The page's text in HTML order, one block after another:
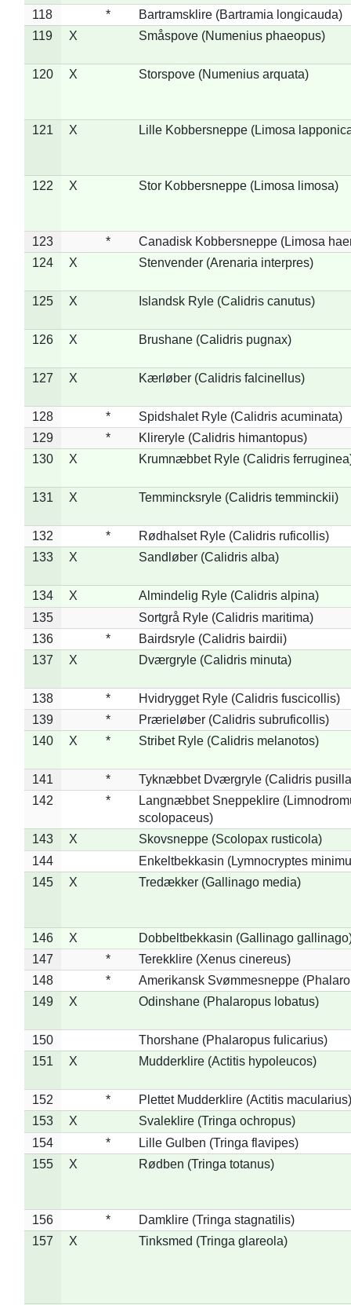
118 *
Bartramsklire (Bartramia longicauda)
119
X Småspove (Numenius phaeopus)
120 X Storspove (Numenius arquata)
121 X Lille Kobbersneppe (Limosa
122 X Stor Kobbersneppe (Limosa limosa)
123 *
Canadisk Kobbersneppe (Limosa
124
X Stenvender (Arenaria interpres)
125 X Islandsk Ryle (Calidris canutus)
126 X Brushane (Calidris pugnax)
127 X Kærløber (Calidris falcinellus)
128 *
Spidshalet Ryle (Calidris acuminata)
129
*
Klireryle (Calidris himantopus)
130
X Krumnæbbet Ryle (Calidris
131 X Temmincksryle (Calidris temminckii)
132 *
Rødhalset Ryle (Calidris ruficollis)
133
X Sandløber (Calidris alba)
134 X
Almindelig Ryle (Calidris alpina)
135
Sortgrå Ryle (Calidris maritima)
136
*
Bairdsryle (Calidris bairdii)
137
X Dværgryle (Calidris minuta)
138 *
Hvidrygget Ryle (Calidris fuscicollis)
139
*
Prærieløber (Calidris subruficollis)
140
X * Stribet Ryle (Calidris melanotos)
141 *
Tyknæbbet Dværgryle (Calidris
142
*
Langnæbbet Sneppeklire
scolopaceus)
143
X
Skovsneppe (Scolopax rusticola)
144
Enkeltbekkasin (Lymnocryptes
145
X Tredækker (Gallinago media)
146 X
Dobbeltbekkasin (Gallinago
147
*
Terekklire (Xenus cinereus)
148
*
Amerikansk Svømmesneppe
149
X Odinshane (Phalaropus lobatus)
150
Thorshane (Phalaropus fulicarius)
151
X Mudderklire (Actitis hypoleucos)
152 *
Plettet Mudderklire (Actitis macularius)
153
X
Svaleklire (Tringa ochropus)
154
*
Lille Gulben (Tringa flavipes)
155
X Rødben (Tringa totanus)
156 *
Damklire (Tringa stagnatilis)
157
X Tinksmed (Tringa glareola)